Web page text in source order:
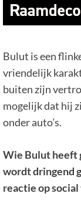
Bulut is een
vriendelijk
buiten zijn
mogelijk dat hij
onder auto’s.
Wie Bulut heeft
wordt dringend
reactie op